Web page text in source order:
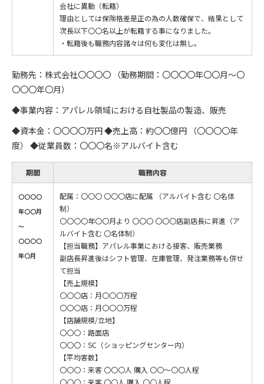
会社に異動（転籍）
理由としては保険格差是正の為の人数確保で、結果として
次長以下〇〇名以上が転籍する事になりました。
・転籍後も職務内容諸々は何も変化は無し。
勤務先：株式会社〇〇〇〇 （勤務期間：〇〇〇〇年〇〇月～〇
〇〇〇年〇月）
◆事業内容：アパレル領域における自社製品の製造、販売
◆資本金：〇〇〇〇万円 ◆売上高：約〇〇億円 （〇〇〇〇年
度） ◆従業員数：〇〇〇名※アルバイト含む
期間 職務内容
〇〇〇〇
年〇〇月
～
〇〇〇〇
年〇月
配属：〇〇〇 〇〇〇店に配属 （アルバイト含む 〇名体
制）
〇〇〇〇年〇〇月より 〇〇〇 〇〇〇店副店長に昇進（ア
ルバイト含む 〇名体制）
【担当職務】アパレル事業における接客、販売業務
副店長昇進後はシフト管理、在庫管理、発注業務等も併せ
て担当
【売上規模】
〇〇〇店：月〇〇〇万程
〇〇〇店：月〇〇〇万程
【店舗規模/立地】
〇〇〇：路面店
〇〇〇：SC（ショッピングセンター内）
【平均客数】
〇〇〇：来客 〇〇〇人 購入 〇〇～〇〇人程
〇〇〇：来客 〇〇人 購入 〇〇人程